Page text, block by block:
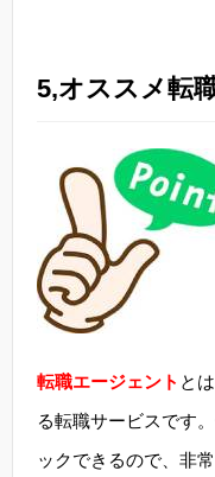
5,オススメ転
転職エージェント と
る転職サービスです
ックできるので、非